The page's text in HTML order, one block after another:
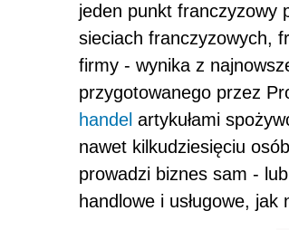
jeden punkt franczyzowy
sieciach franczyzowych,
firmy - wynika z
przygotowanego przez
handel artykułami
nawet kilkudziesięciu
prowadzi biznes sam -
handlowe i usługowe,